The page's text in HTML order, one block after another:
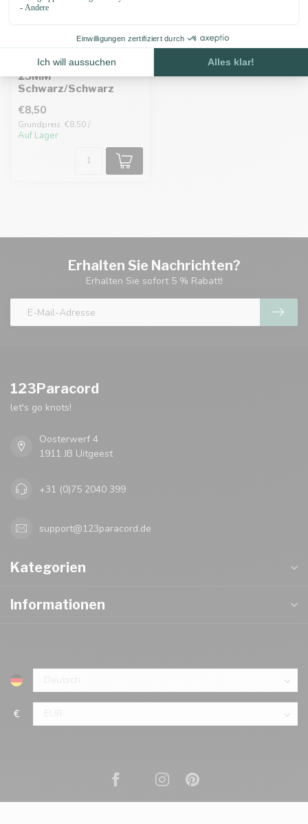
Biothane adapter
25MM
Schwarz/Schwarz
€8,50
Grundpreis: €8,50 /
Auf Lager
Erhalten Sie Nachrichten?
Erhalten Sie sofort 5 % Rabatt!
123Paracord
let's go knots!
Oosterwerf 4
1911 JB Uitgeest
+31 (0)75 2040 399
support@123paracord.de
Kategorien
Informationen
€